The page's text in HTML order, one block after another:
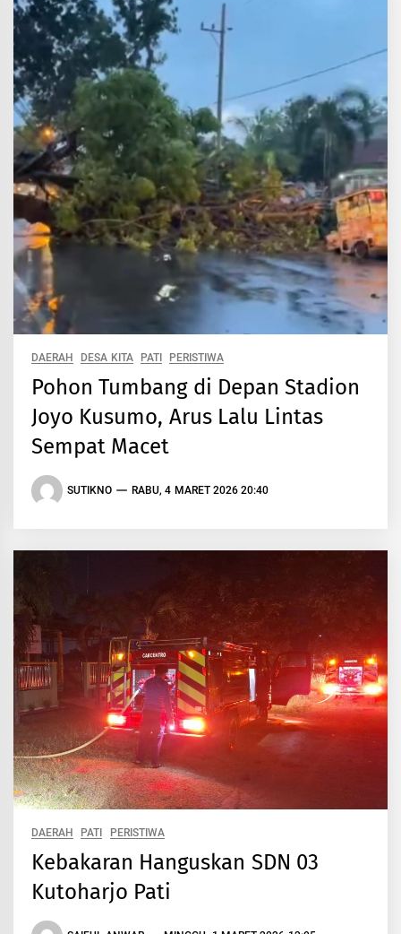
DAERAH DESA KITA PATI PERISTIWA
Pohon Tumbang di Depan Stadion
Joyo Kusumo, Arus Lalu Lintas
Sempat Macet
SUTIKNO RABU, 4 MARET 2026 20:40
DAERAH PATI PERISTIWA
Kebakaran Hanguskan SDN 03
Kutoharjo Pati